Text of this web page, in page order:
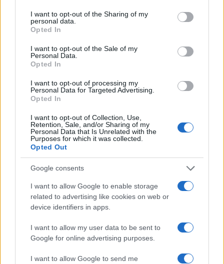
not limited to your visit or usage behaviour. You may click to
grant or deny consent to Google and its third-party tags to
use your data for below specified purposes in below Google
consent section.
I want to opt-out of the Sharing of my
personal data.
Opted In
I want to opt-out of the Sale of my
Personal Data.
Opted In
I want to opt-out of processing my
Personal Data for Targeted Advertising.
Opted In
I want to opt-out of Collection, Use,
Retention, Sale, and/or Sharing of my
Personal Data that Is Unrelated with the
Purposes for which it was collected.
Opted Out
Google consents
I want to allow Google to enable storage
related to advertising like cookies on web or
device identifiers in apps.
I want to allow my user data to be sent to
Google for online advertising purposes.
I want to allow Google to send me
Ariana Grande debutta al primo posto con Petal e
annuncia una pausa dalla vita pubblica
Letizia Fontana · 8 Ago 2026
NEWS
Noemi in ospedale: il racconto della riabilitazione e il
Susanna Riva · 6 Ago 2026